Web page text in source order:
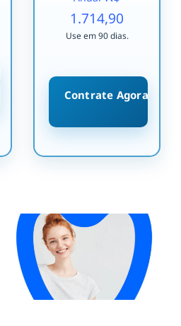
1.714,90
Use em 90 dias.
Contrate Agora